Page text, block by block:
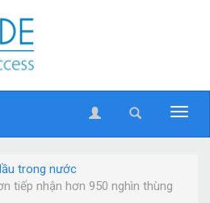
trong nước
tiếp nhận hơn 950 nghìn thùng